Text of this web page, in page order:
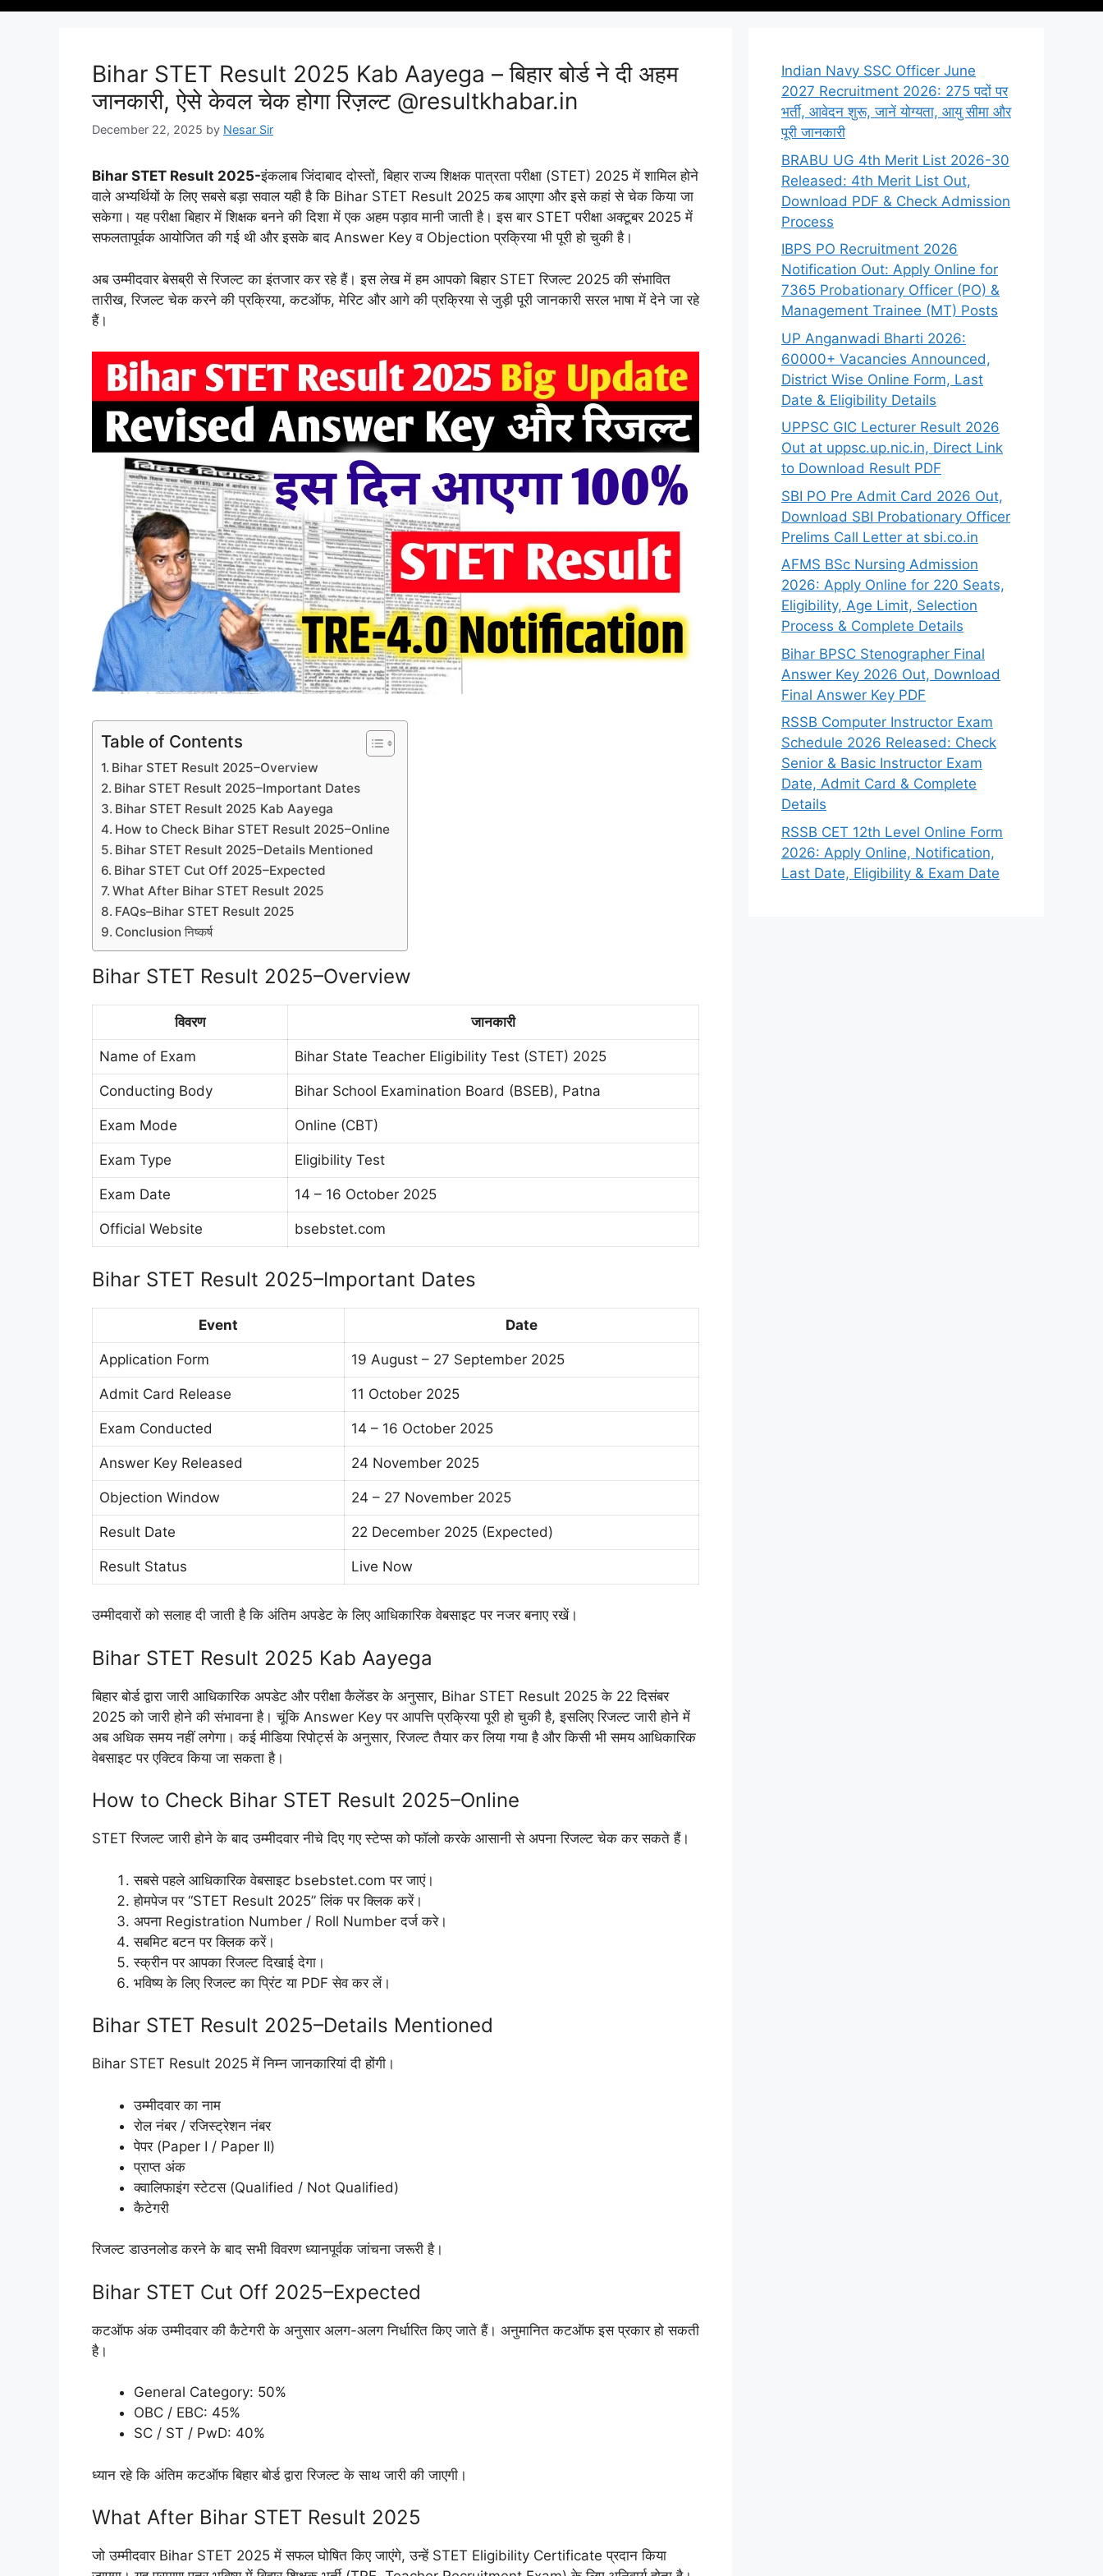
Bihar STET Result 2025 Kab Aayega – बिहार बोर्ड ने दी अहम
जानकारी, ऐसे केवल चेक होगा रिज़ल्ट @resultkhabar.in
December 22, 2025 by Nesar Sir
Bihar STET Result 2025-इंकलाब जिंदाबाद दोस्तों, बिहार राज्य शिक्षक पात्रता परीक्षा (STET) 2025 में शामिल होने
वाले अभ्यर्थियों के लिए सबसे बड़ा सवाल यही है कि Bihar STET Result 2025 कब आएगा और इसे कहां से चेक किया जा
सकेगा। यह परीक्षा बिहार में शिक्षक बनने की दिशा में एक अहम पड़ाव मानी जाती है। इस बार STET परीक्षा अक्टूबर 2025 में
सफलतापूर्वक आयोजित की गई थी और इसके बाद Answer Key व Objection प्रक्रिया भी पूरी हो चुकी है।
अब उम्मीदवार बेसब्री से रिजल्ट का इंतजार कर रहे हैं। इस लेख में हम आपको बिहार STET रिजल्ट 2025 की संभावित
तारीख, रिजल्ट चेक करने की प्रक्रिया, कटऑफ, मेरिट और आगे की प्रक्रिया से जुड़ी पूरी जानकारी सरल भाषा में देने जा रहे
हैं।
Table of Contents
Bihar STET Result 2025–Overview
Bihar STET Result 2025–Important Dates
Bihar STET Result 2025 Kab Aayega
How to Check Bihar STET Result 2025–Online
Bihar STET Result 2025–Details Mentioned
Bihar STET Cut Off 2025–Expected
What After Bihar STET Result 2025
FAQs–Bihar STET Result 2025
Conclusion निष्कर्ष
Bihar STET Result 2025–Overview
विवरण जानकारी
Name of Exam Bihar State Teacher Eligibility Test (STET) 2025
Conducting Body Bihar School Examination Board (BSEB), Patna
Exam Mode Online (CBT)
Exam Type Eligibility Test
Exam Date 14 – 16 October 2025
Official Website bsebstet.com
Bihar STET Result 2025–Important Dates
Event Date
Application Form 19 August – 27 September 2025
Admit Card Release 11 October 2025
Exam Conducted 14 – 16 October 2025
Answer Key Released 24 November 2025
Objection Window 24 – 27 November 2025
Result Date 22 December 2025 (Expected)
Result Status Live Now
उम्मीदवारों को सलाह दी जाती है कि अंतिम अपडेट के लिए आधिकारिक वेबसाइट पर नजर बनाए रखें।
Bihar STET Result 2025 Kab Aayega
बिहार बोर्ड द्वारा जारी आधिकारिक अपडेट और परीक्षा कैलेंडर के अनुसार, Bihar STET Result 2025 के 22 दिसंबर
2025 को जारी होने की संभावना है। चूंकि Answer Key पर आपत्ति प्रक्रिया पूरी हो चुकी है, इसलिए रिजल्ट जारी होने में
अब अधिक समय नहीं लगेगा। कई मीडिया रिपोर्ट्स के अनुसार, रिजल्ट तैयार कर लिया गया है और किसी भी समय आधिकारिक
वेबसाइट पर एक्टिव किया जा सकता है।
How to Check Bihar STET Result 2025–Online
STET रिजल्ट जारी होने के बाद उम्मीदवार नीचे दिए गए स्टेप्स को फॉलो करके आसानी से अपना रिजल्ट चेक कर सकते हैं।
सबसे पहले आधिकारिक वेबसाइट bsebstet.com पर जाएं।
होमपेज पर “STET Result 2025” लिंक पर क्लिक करें।
अपना Registration Number / Roll Number दर्ज करे।
सबमिट बटन पर क्लिक करें।
स्क्रीन पर आपका रिजल्ट दिखाई देगा।
भविष्य के लिए रिजल्ट का प्रिंट या PDF सेव कर लें।
Bihar STET Result 2025–Details Mentioned
Bihar STET Result 2025 में निम्न जानकारियां दी होंगी।
उम्मीदवार का नाम
रोल नंबर / रजिस्ट्रेशन नंबर
पेपर (Paper I / Paper II)
प्राप्त अंक
क्वालिफाइंग स्टेटस (Qualified / Not Qualified)
कैटेगरी
रिजल्ट डाउनलोड करने के बाद सभी विवरण ध्यानपूर्वक जांचना जरूरी है।
Bihar STET Cut Off 2025–Expected
कटऑफ अंक उम्मीदवार की कैटेगरी के अनुसार अलग-अलग निर्धारित किए जाते हैं। अनुमानित कटऑफ इस प्रकार हो सकती
है।
General Category: 50%
OBC / EBC: 45%
SC / ST / PwD: 40%
ध्यान रहे कि अंतिम कटऑफ बिहार बोर्ड द्वारा रिजल्ट के साथ जारी की जाएगी।
What After Bihar STET Result 2025
जो उम्मीदवार Bihar STET 2025 में सफल घोषित किए जाएंगे, उन्हें STET Eligibility Certificate प्रदान किया
Indian Navy SSC Officer June
2027 Recruitment 2026: 275 पदों पर
भर्ती, आवेदन शुरू, जानें योग्यता, आयु सीमा और
पूरी जानकारी
BRABU UG 4th Merit List 2026-30
Released: 4th Merit List Out,
Download PDF & Check Admission
Process
IBPS PO Recruitment 2026
Notification Out: Apply Online for
7365 Probationary Officer (PO) &
Management Trainee (MT) Posts
UP Anganwadi Bharti 2026:
60000+ Vacancies Announced,
District Wise Online Form, Last
Date & Eligibility Details
UPPSC GIC Lecturer Result 2026
Out at uppsc.up.nic.in, Direct Link
to Download Result PDF
SBI PO Pre Admit Card 2026 Out,
Download SBI Probationary Officer
Prelims Call Letter at sbi.co.in
AFMS BSc Nursing Admission
2026: Apply Online for 220 Seats,
Eligibility, Age Limit, Selection
Process & Complete Details
Bihar BPSC Stenographer Final
Answer Key 2026 Out, Download
Final Answer Key PDF
RSSB Computer Instructor Exam
Schedule 2026 Released: Check
Senior & Basic Instructor Exam
Date, Admit Card & Complete
Details
RSSB CET 12th Level Online Form
2026: Apply Online, Notification,
Last Date, Eligibility & Exam Date